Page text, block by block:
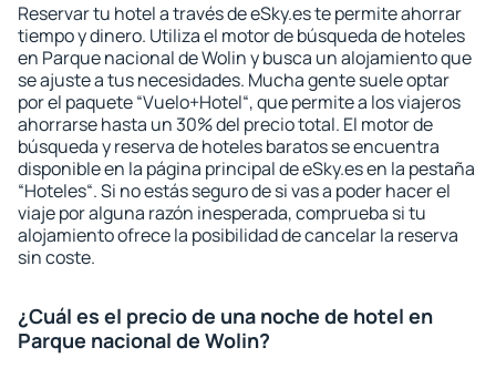
Reservar tu hotel a través de eSky.es te permite ahorrar
tiempo y dinero. Utiliza el motor de búsqueda de hoteles
en Parque nacional de Wolin y busca un alojamiento que
se ajuste a tus necesidades. Mucha gente suele optar
por el paquete “Vuelo+Hotel“, que permite a los viajeros
ahorrarse hasta un 30% del precio total. El motor de
búsqueda y reserva de hoteles baratos se encuentra
disponible en la página principal de eSky.es en la pestaña
“Hoteles“. Si no estás seguro de si vas a poder hacer el
viaje por alguna razón inesperada, comprueba si tu
alojamiento ofrece la posibilidad de cancelar la reserva
sin coste.
¿Cuál es el precio de una noche de hotel en
Parque nacional de Wolin?